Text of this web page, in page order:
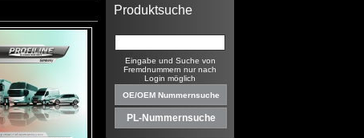
Produktsuche
Eingabe und Suche von
Fremdnummern nur nach
Login möglich